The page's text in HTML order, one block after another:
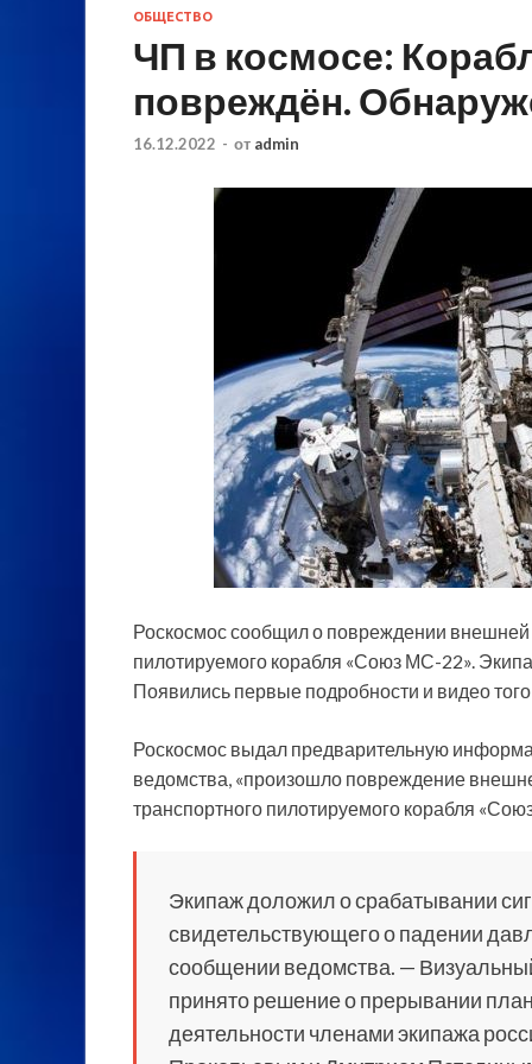
ОБЩЕСТВО
ЧП в космосе:
повреждён.
16.12.2022 - от admin
Роскосмос сообщил о повреждении внешней
пилотируемого корабля «Союз МС-22».
Появились первые подробности и видео
Роскосмос выдал предварительную
ведомства, «произошло повреждение
транспортного пилотируемого корабля
Экипаж доложил о срабатывании
свидетельствующего о падении
сообщении ведомства. —
принято решение о прерывании
деятельности членами экипажа